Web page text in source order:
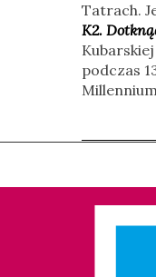
Tatrach.
K2.
podczas